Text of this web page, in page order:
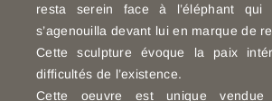
resta serein face à l’éléphant qui
s’agenouilla devant lui en marque de
Cette sculpture évoque la paix
difficultés de l’existence.
Cette oeuvre est unique vendue